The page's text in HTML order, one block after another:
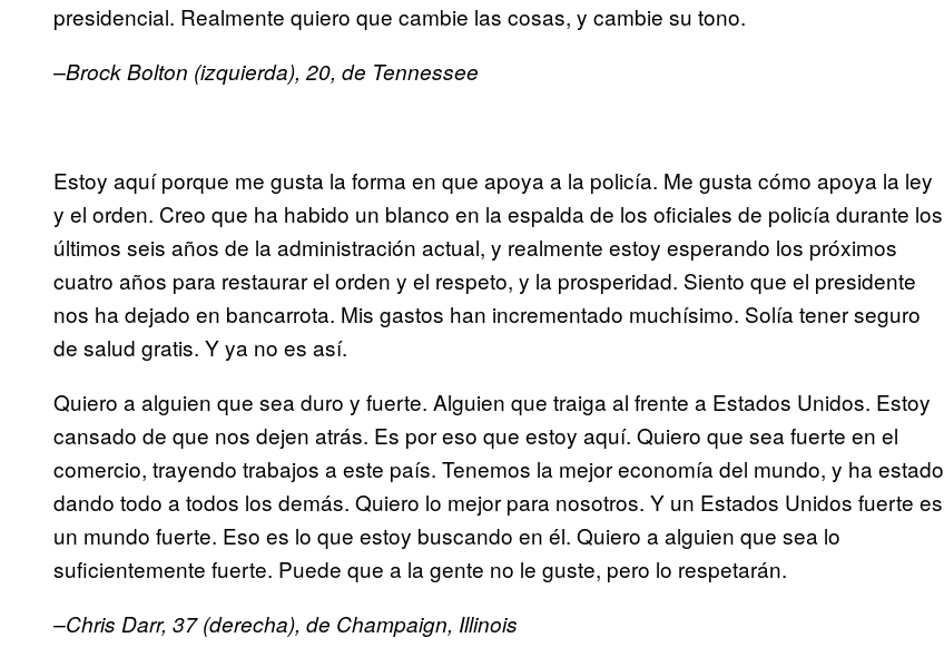
presidencial. Realmente quiero que cambie las cosas, y cambie su tono.
–Brock Bolton (izquierda), 20, de Tennessee
Estoy aquí porque me gusta la forma en que apoya a la policía. Me gusta cómo apoya la ley
y el orden. Creo que ha habido un blanco en la espalda de los oficiales de policía durante los
últimos seis años de la administración actual, y realmente estoy esperando los próximos
cuatro años para restaurar el orden y el respeto, y la prosperidad. Siento que el presidente
nos ha dejado en bancarrota. Mis gastos han incrementado muchísimo. Solía tener seguro
de salud gratis. Y ya no es así.
Quiero a alguien que sea duro y fuerte. Alguien que traiga al frente a Estados Unidos. Estoy
cansado de que nos dejen atrás. Es por eso que estoy aquí. Quiero que sea fuerte en el
comercio, trayendo trabajos a este país. Tenemos la mejor economía del mundo, y ha estado
dando todo a todos los demás. Quiero lo mejor para nosotros. Y un Estados Unidos fuerte es
un mundo fuerte. Eso es lo que estoy buscando en él. Quiero a alguien que sea lo
suficientemente fuerte. Puede que a la gente no le guste, pero lo respetarán.
–Chris Darr, 37 (derecha), de Champaign, Illinois